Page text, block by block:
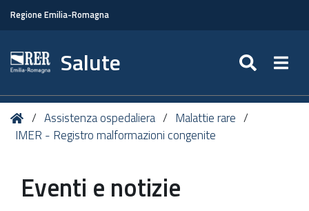
Regione Emilia-Romagna
Salute
Tu
sei
HomeAssistenza ospedaliera
Malattie rare
IMER - Registro malformazioni congenite
Eventi e notizie